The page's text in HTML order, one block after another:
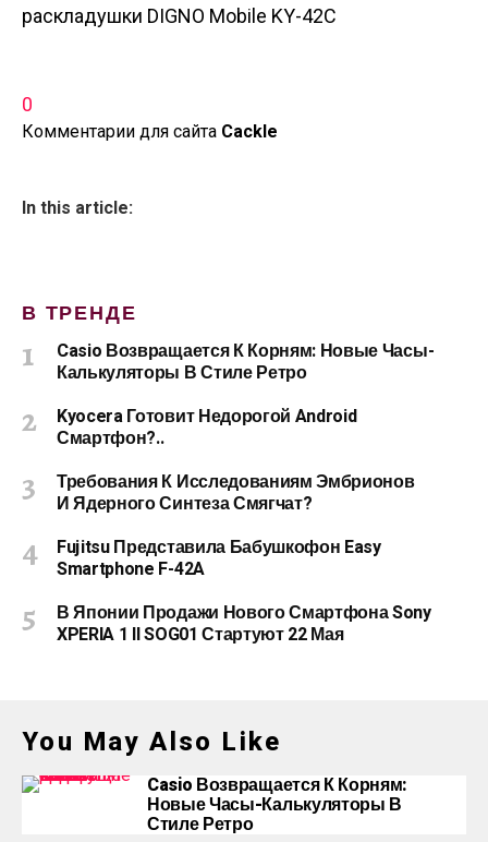
0
Комментарии для сайта Cackle
In this article:
В ТРЕНДЕ
Casio Возвращается К Корням: Новые Часы-
Калькуляторы В Стиле Ретро
Kyocera Готовит Недорогой Android
Смартфон?..
Требования К Исследованиям Эмбрионов
И Ядерного Синтеза Смягчат?
Fujitsu Представила Бабушкофон Easy
Smartphone F-42A
В Японии Продажи Нового Смартфона Sony
XPERIA 1 II SOG01 Стартуют 22 Мая
You May Also Like
Casio Возвращается К Корням:
Новые Часы-Калькуляторы В
Стиле Ретро